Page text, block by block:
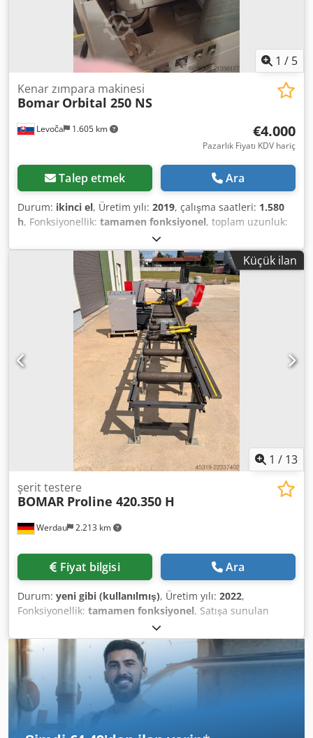
1 / 5
Levoča 1.605 km
Kenar zımpara makinesi
Bomar Orbital 250 NS
€4.000
Pazarlık Fiyatı KDV hariç
Talep etmek Ara
Durum: ikinci el, Üretim yılı: 2019, çalışma saatleri: 1.580
h, Fonksiyonellik: tamamen fonksiyonel, toplam uzunluk:
670 mm
1.440 mm, toplam ağırlık:410 kg, güç:3,55 kW (4,83 bg),
dönme hızı (dk.):2.480 dev/dak, dönüş hızı (maks.):1.220
, taşlama genişliği:250 mm, Makine çok iyi
durumda, az kullanılmıştır. Dedpfeyn Dyvox Agtokr
Küçük ilan
1 / 13
Werdau 2.213 km
şerit testere
BOMAR Proline 420.350 H
Fiyat bilgisi Ara
Durum: yeni gibi (kullanılmış), Üretim yılı: 2022,
Fonksiyonellik: tamamen fonksiyonel, Satışa sunulan
yüksek kaliteli bir BOMAR Proline 420.350 H
bulunmaktadır. Bu makine, sağlam iki sütunlu yapısı,
yüksek kesim doğruluğu ve kolay kullanımı ile dikkat
çekmektedir. Çelik ticareti, metal işleme, makine
mühendisliği ve endüstriyel üretimde profesyonel kullanım
için idealdir. Sağlam testere kolu kılavuzluğu ve kademesiz
ayarlanabilir şerit hızı sayesinde, makine zorlu
malzemelerde bile ekonomik ve hassas kesimler yapabilir.